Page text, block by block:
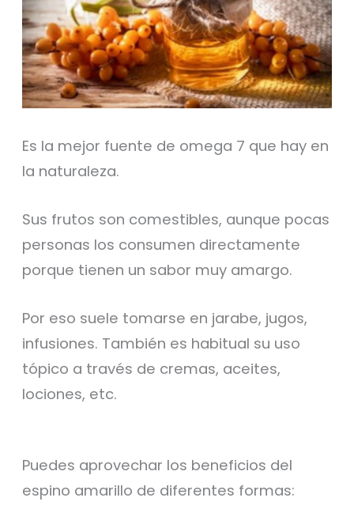
Es la mejor fuente de omega 7 que hay en
la naturaleza.
Sus frutos son comestibles, aunque pocas
personas los consumen directamente
porque tienen un sabor muy amargo.
Por eso suele tomarse en jarabe, jugos,
infusiones. También es habitual su uso
tópico a través de cremas, aceites,
lociones, etc.
Puedes aprovechar los beneficios del
espino amarillo de diferentes formas: